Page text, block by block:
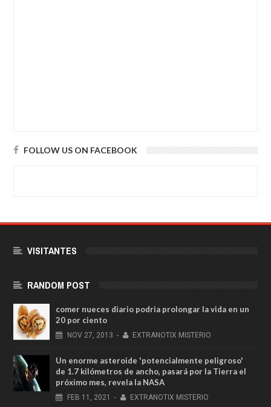
FOLLOW US ON FACEBOOK
VISITANTES
RANDOM POST
comer nueces diario podria prolongar la vida en un
20 por ciento
NOV 27, 2013 - EXTRANOTIX MISTERIO
Un enorme asteroide 'potencialmente peligroso'
de 1.7 kilómetros de ancho, pasará por la Tierra el
próximo mes, revela la NASA
FEB 11, 2021 - EXTRANOTIX MISTERIO